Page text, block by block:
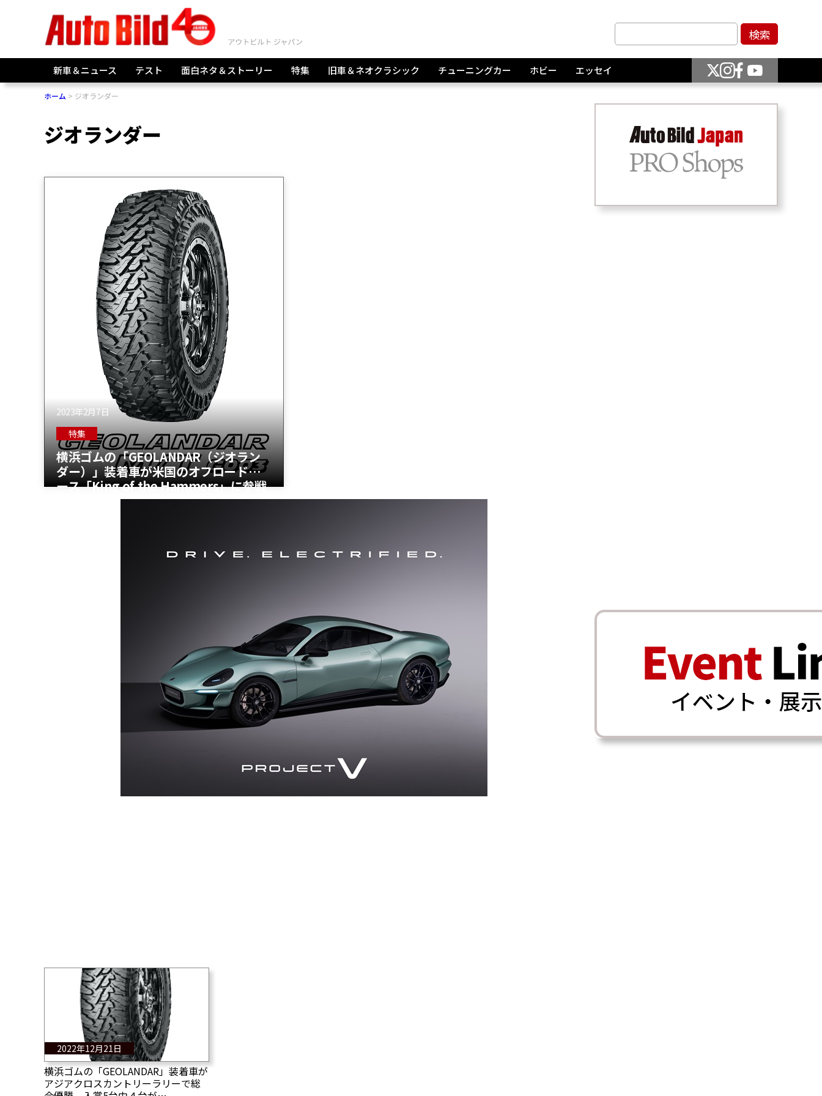
新車＆ニュース テスト 面白ネタ＆ストーリー 特集 旧車＆ネオクラシック チューニングカー ホビー エッセイ
ホーム ジオランダー
ジオランダー
2023年2月7日
特集
横浜ゴムの「GEOLANDAR（ジオラン
ダー）」装着車が米国のオフロードレ
ース「King of the Hammers」に参戦
2022年12月21日
横浜ゴムの「GEOLANDAR」装着車が
アジアクロスカントリーラリーで総